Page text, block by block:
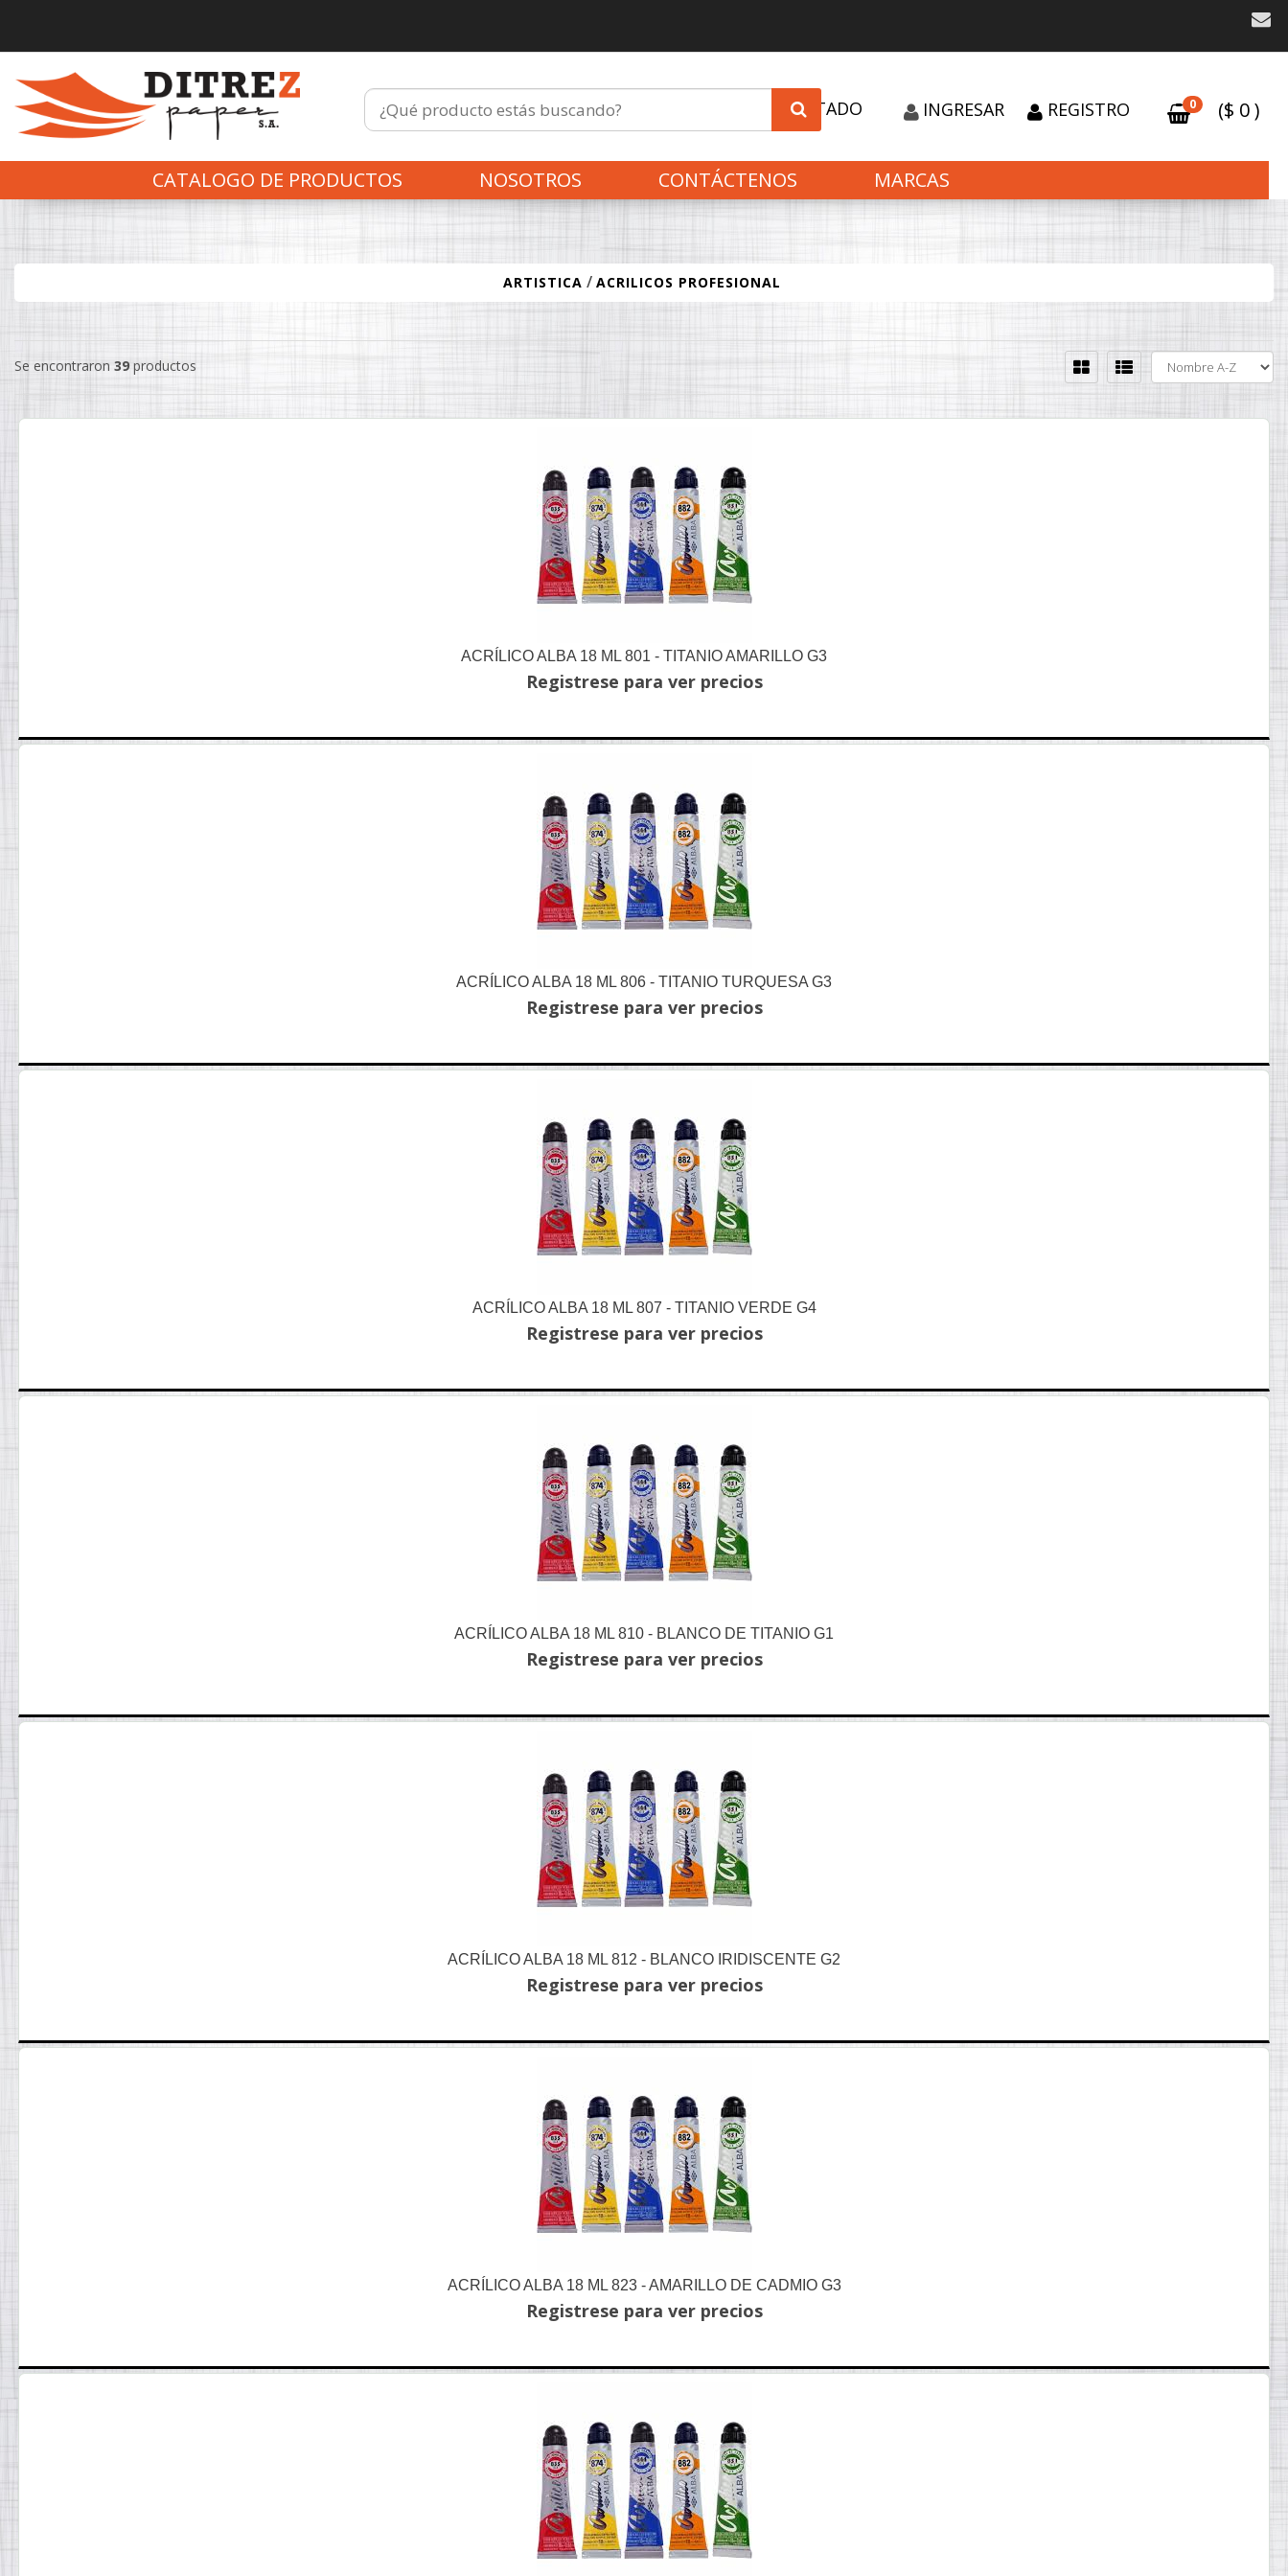
INVITADO INGRESAR REGISTRO 0 ($ 0)
CATALOGO DE PRODUCTOS NOSOTROS CONTÁCTENOS MARCAS
ARTISTICA / ACRILICOS PROFESIONAL
Se encontraron 39 productos
ACRÍLICO ALBA 18 ML 801 - TITANIO AMARILLO G3
Registrese para ver precios
ACRÍLICO ALBA 18 ML 806 - TITANIO TURQUESA G3
Registrese para ver precios
ACRÍLICO ALBA 18 ML 807 - TITANIO VERDE G4
Registrese para ver precios
ACRÍLICO ALBA 18 ML 810 - BLANCO DE TITANIO G1
Registrese para ver precios
ACRÍLICO ALBA 18 ML 812 - BLANCO IRIDISCENTE G2
Registrese para ver precios
ACRÍLICO ALBA 18 ML 823 - AMARILLO DE CADMIO G3
Registrese para ver precios